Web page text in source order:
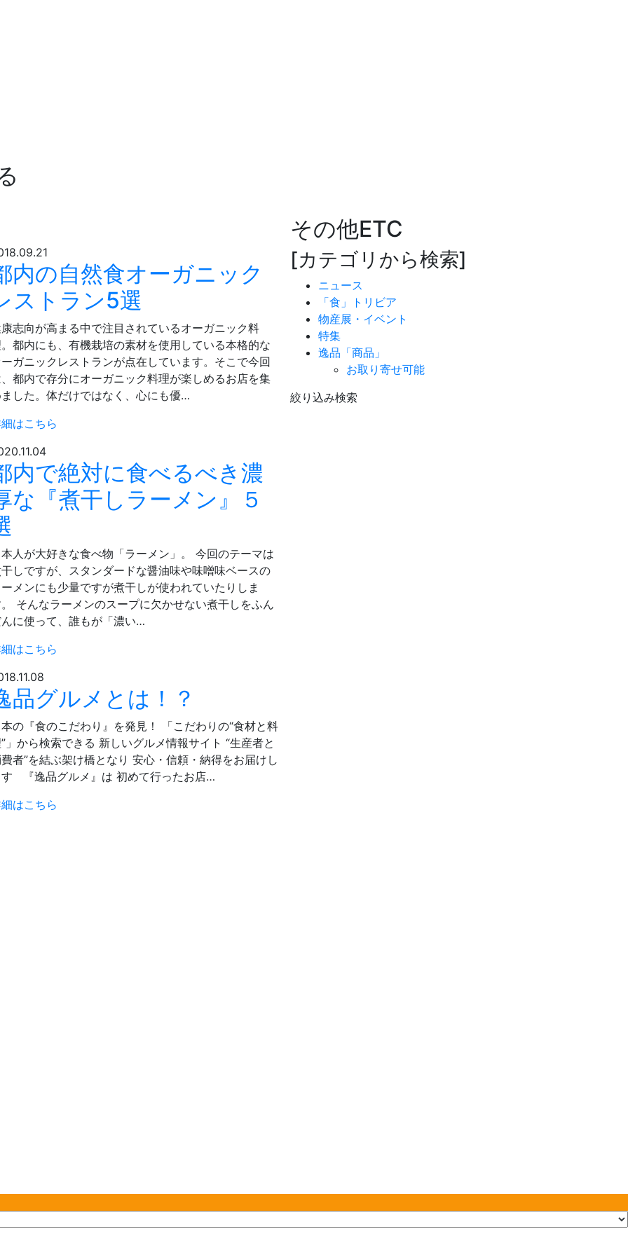
内の自然食オーガニック
ストラン5選
志向が高まる中で注目されているオーガニック料
都内にも、有機栽培の素材を使用している本格的な
ガニックレストランが点在しています。そこで今回
都内で存分にオーガニック料理が楽しめるお店を集
した。体だけではなく、心にも優…
はこちら
内で絶対に食べるべき濃
な『煮干しラーメン』５
人が大好きな食べ物「ラーメン」。 今回のテーマは
しですが、スタンダードな醤油味や味噌味ベースの
メンにも少量ですが煮干しが使われていたりしま
そんなラーメンのスープに欠かせない煮干しをふん
に使って、誰もが「濃い…
はこちら
品グルメとは！？
の『食のこだわり』を発見！ 「こだわりの“食材と料
」から検索できる 新しいグルメ情報サイト “生産者と
者”を結ぶ架け橋となり 安心・信頼・納得をお届けし
『逸品グルメ』は 初めて行ったお店…
はこちら
その他ETC
[カテゴリから検索]
ニュース
「食」トリビア
物産展・イベント
特集
逸品「商品」
お取り寄せ可能
絞り込み検索